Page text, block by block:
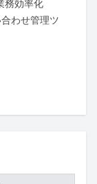
務効率化
わせ管理ツ